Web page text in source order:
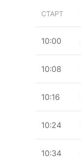
СТАРТ
10:00
10:08
10:16
10:24
10:34